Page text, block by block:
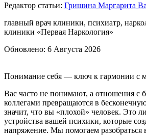
Редактор статьи: Гришина Маргарита
главный врач клиники, психиатр,
клиники «Первая Наркология»
Обновлено: 6 Августа 2026
Понимание себя — ключ к гармонии с
Вас часто не понимают, а отношения с
коллегами превращаются в
значит, что вы «плохой» человек. Это
устройства вашей психики, которые
напряжение. Мы помогаем разобраться